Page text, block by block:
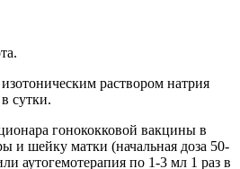
раствором натрия
сутки.
гонококковой вакцины в
и шейку матки (начальная доза 50-
аутогемотерапия по 1-3 мл 1 раз в